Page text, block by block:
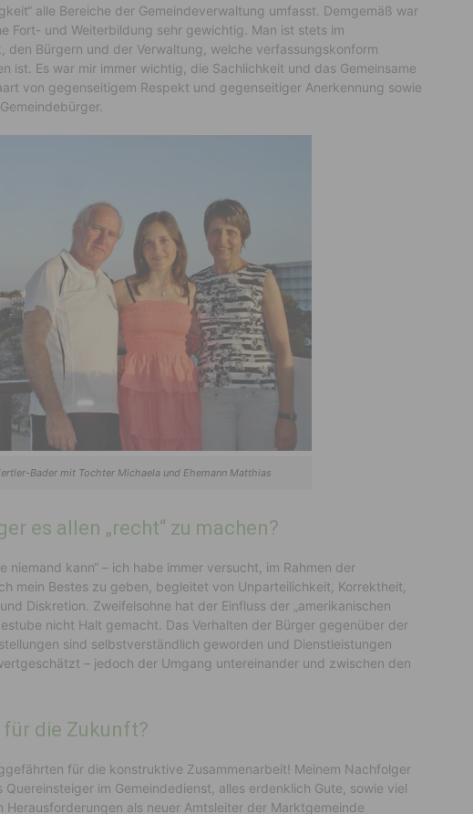
alle Bereiche der Gemeindeverwaltung umfasst. Demgemäß war
Fort- und Weiterbildung sehr gewichtig. Man ist stets im
den Bürgern und der Verwaltung, welche verfassungskonform
ist. Es war mir immer wichtig, die Sachlichkeit und das Gemeinsame
von gegenseitigem Respekt und gegenseitiger Anerkennung sowie
Bader mit Tochter Michaela und Ehemann Matthias
es allen „recht“ zu machen?
niemand kann“ – ich habe immer versucht, im Rahmen der
mein Bestes zu geben, begleitet von Unparteilichkeit, Korrektheit,
Diskretion. Zweifelsohne hat der Einfluss der „amerikanischen
nicht Halt gemacht. Das Verhalten der Bürger gegenüber der
sind selbstverständlich geworden und Dienstleistungen
– jedoch der Umgang untereinander und zwischen den
für die Zukunft?
für die konstruktive Zusammenarbeit! Meinem Nachfolger
Quereinsteiger im Gemeindedienst, alles erdenklich Gute, sowie viel
als neuer Amtsleiter der Marktgemeinde